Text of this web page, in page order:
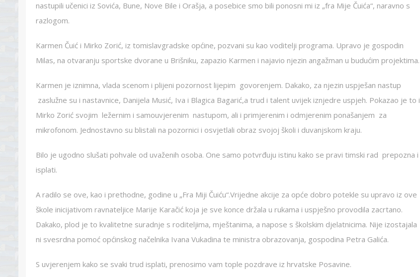
nastupili učenici iz Sovića, Bune, Nove Bile i Orašja, a posebice smo bili ponosni mi iz „fra Mije Čuića“, naravno s
razlogom.
Karmen Čuić i Mirko Zorić, iz tomislavgradske općine, pozvani su kao voditelji programa. Upravo je gospodin
Milas, na otvaranju sportske dvorane u Brišniku, zapazio Karmen i najavio njezin angažman u budućim projektima.
Karmen je iznimna, vlada scenom i plijeni pozornost lijepim govorenjem. Dakako, za njezin uspješan nastup
zaslužne su i nastavnice, Danijela Musić, Iva i Blagica Bagarić,a trud i talent uvijek iznjedre uspjeh. Pokazao je to i
Mirko Zorić svojim ležernim i samouvjerenim nastupom, ali i primjerenim i odmjerenim ponašanjem za
mikrofonom. Jednostavno su blistali na pozornici i osvjetlali obraz svojoj školi i duvanjskom kraju.
Bilo je ugodno slušati pohvale od uvaženih osoba. One samo potvrđuju istinu kako se pravi timski rad prepozna i
isplati.
A radilo se ove, kao i prethodne, godine u „Fra Miji Čuiću“.Vrijedne akcije za opće dobro potekle su upravo iz ove
škole inicijativom ravnateljice Marije Karačić koja je sve konce držala u rukama i uspješno provodila zacrtano.
Dakako, plod je to kvalitetne suradnje s roditeljima, mještanima, a napose s školskim djelatnicima. Nije izostajala
ni svesrdna pomoć općinskog načelnika Ivana Vukadina te ministra obrazovanja, gospodina Petra Galića.
S uvjerenjem kako se svaki trud isplati, prenosimo vam tople pozdrave iz hrvatske Posavine.